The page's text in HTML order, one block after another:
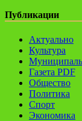
Публикации
Актуально
Культура
Газета PDF
Общество
Политика
Спорт
Экономика